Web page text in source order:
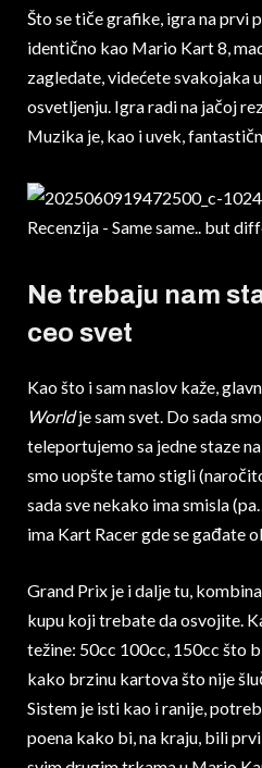
Što se tiče grafike, igra na prvi
identično kao Mario Kart 8,
zagledate, videćete svakojaka
osvetljenju. Igra radi na jačoj
Muzika je, kao i uvek,
Ne trebaju nam
ceo svet
Kao što i sam naslov kaže,
Worldje sam svet. Do sada
teleportujemo sa jedne staze
smo uopšte tamo stigli
sada sve nekako ima smisla
ima Kart Racer gde se gađate
Grand Prix je i dalje tu,
kupu koji trebate da osvojite.
težine: 50cc 100cc, 150cc što
kako brzinu kartova što nije
Sistem je isti kao i ranije,
poena kako bi, na kraju, bili